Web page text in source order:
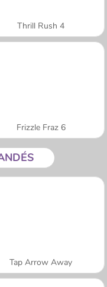
Thrill Rush 4
Frizzle Fraz 6
Tap Arrow Away